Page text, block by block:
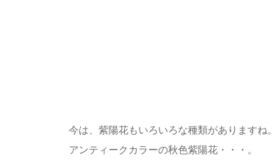
今は、紫陽花もいろいろな種類がありますね。
アンティークカラーの秋色紫陽花・・・。